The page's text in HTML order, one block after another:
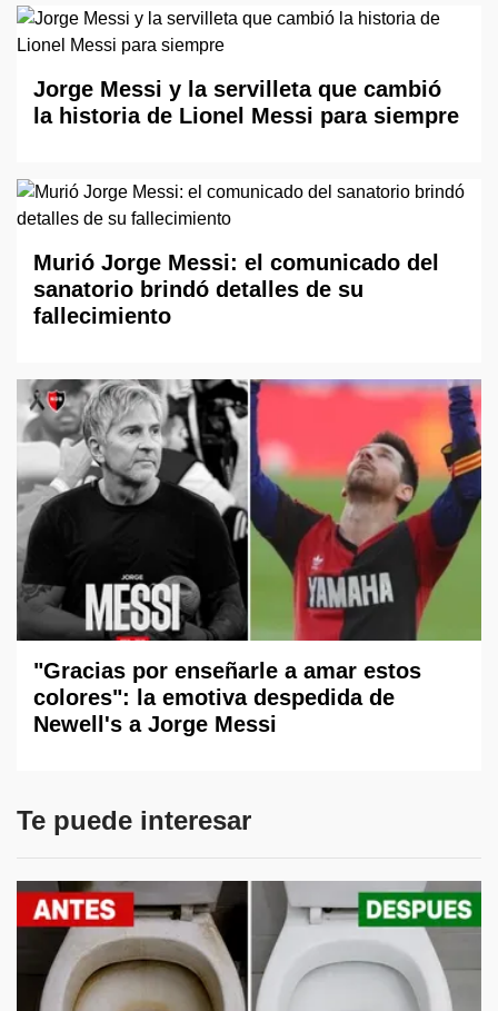
Jorge Messi y la servilleta que cambió
la historia de Lionel Messi para siempre
Murió Jorge Messi: el comunicado del
sanatorio brindó detalles de su
fallecimiento
"Gracias por enseñarle a amar estos
colores": la emotiva despedida de
Newell's a Jorge Messi
Te puede interesar